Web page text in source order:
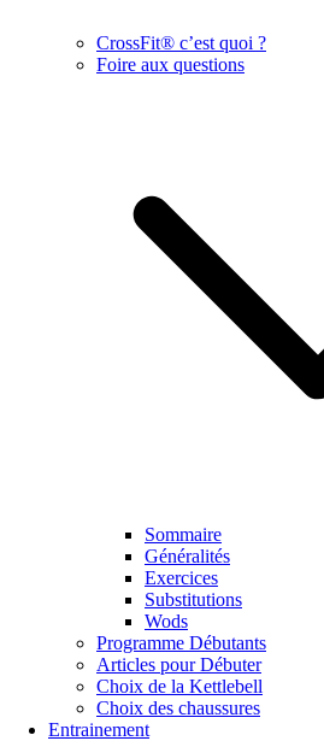
CrossFit® c’est quoi ?
Foire aux questions
Sommaire
Généralités
Exercices
Substitutions
Wods
Programme Débutants
Articles pour Débuter
Choix de la Kettlebell
Choix des chaussures
Entrainement